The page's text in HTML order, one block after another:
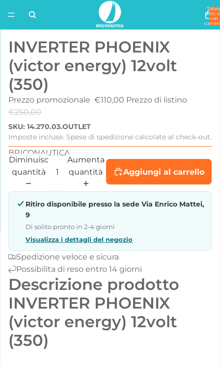
nel
INVERTER PHOENIX
(victor energy) 12volt
(350)
Prezzo promozionale €110,00 Prezzo di listino
€250,00
SKU: 14.270.03.OUTLET
Imposte incluse. Spese di spedizione calcolate al check-out.
BRICONAUTICA
Diminuisci
quantità
Aumenta
quantità
Aggiungi al carrello
Ritiro disponibile presso la sede Via Enrico Mattei,
9
Di solito pronto in 2-4 giorni
Visualizza i dettagli del negozio
Spedizione veloce e sicura
Possibilita di reso entro 14 giorni
Descrizione prodotto
INVERTER PHOENIX
(victor energy) 12volt
(350)